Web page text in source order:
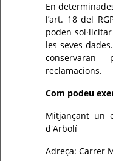
En
l’art. 18 del
poden
les seves
reclamacions.
Com podeu
Mitjançant un
d'Arbolí
Adreça: Carrer